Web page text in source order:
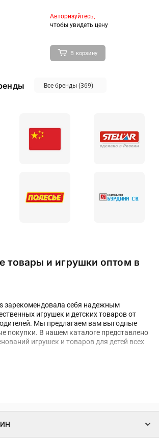
Сюжетно-ролевые игры
и
персонажей
и
Авторизуйтесь,
чтобы увидеть цену
В корзину
Все бренды(369)
товары и игрушки оптом в
зарекомендовала себя надежным
игрушек и детских товаров от
Мы предлагаем вам выгодные
покупки. В нашем каталоге представлено
игрушек и товаров для детей всех
с производителями и
более 140 торговых марок.